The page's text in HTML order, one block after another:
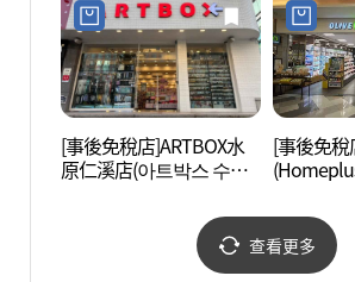
[事後免稅店]ARTBOX水
原仁溪店(아트박스 수원
[事後免稅
점)
查看更多